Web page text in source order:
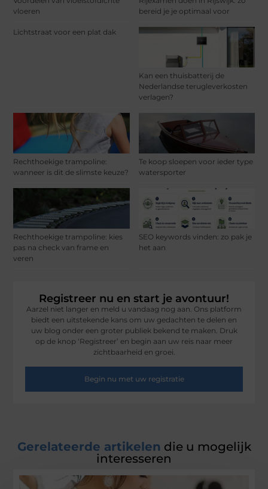
vloeren
bereid je je optimaal voor
Lichtstraat voor een plat dak
Kan een thuisbatterij de
Nederlandse terugleverkosten
verlagen?
Rechthoekige trampoline:
wanneer is dit de slimste keuze?
Te koop sloepen voor ieder type
watersporter
Rechthoekige trampoline: kies
pas na check van frame en
veren
SEO keywords vinden: zo pak je
het aan
Registreer nu en start je avontuur!
Aarzel niet langer en meld u vandaag nog aan. Ons platform
biedt een uitstekende kans om uw gedachten te delen en
uw blog onder een groter publiek bekend te maken. Druk
op de knop ‘Registreer’ en begin aan uw reis naar meer
zichtbaarheid en groei.
Begin nu met uw registratie
Gerelateerde artikelen die u mogelijk
interesseren